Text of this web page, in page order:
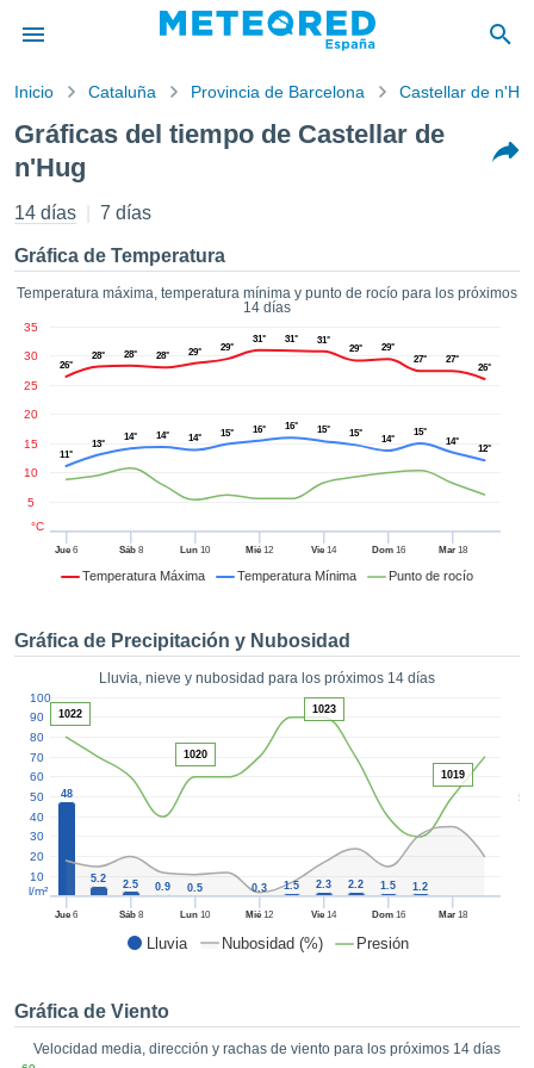
de
para
que se
a este
las
y
forma
digital
basada
seguir
contenido
sin coste.
botón
a la
la
de todas
ya sean
nuestros
nos
un perfil
para
y
CONTINUAR
CONFIGURACIÓN
Inicio Cataluña Provincia de Barcelona Castellar de
Gráficas del tiempo de Castellar de
n'Hug
14 días 7 días
Gráfica de Temperatura
Temperatura máxima, temperatura mínima y punto de rocío para los próximos
14 días
Temperatura Máxima Temperatura Mínima Punto de rocío
Jue 6 Sáb8 Lun 10 Mié 12 Vie 14 Dom16 Mar18
5
10
15
20
25
30
35
°C
26°
28° 28° 28° 29° 29°
31° 31° 31°
29°
29°
27°
27°
26°
11°
13°
14° 14° 14° 15° 16° 16° 15° 15°
14°
15°
14°
12°
Gráfica de Precipitación y Nubosidad
Lluvia, nieve y nubosidad para los próximos 14 días
Lluvia Nubosidad (%) Presión
50
Jue 6 Sáb8 Lun 10 Mié 12 Vie 14 Dom16 Mar18
10
20
30
40
50
60
70
80
90
100
l/m²
48
5.2 2.5 0.9 0.5 0.3 1.5 2.3 2.2 1.5 1.2
1022
1020
1023
1019
Gráfica de Viento
Velocidad media, dirección y rachas de viento para los próximos 14 días